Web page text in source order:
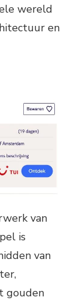
wereld
en
van
is
van
gouden